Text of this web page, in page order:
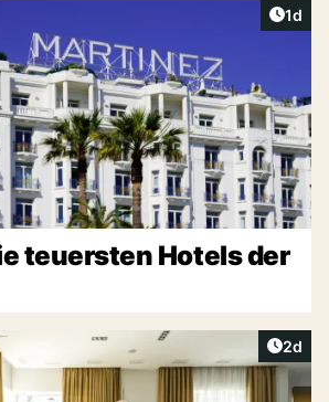
1d
teuersten Hotels der
2d